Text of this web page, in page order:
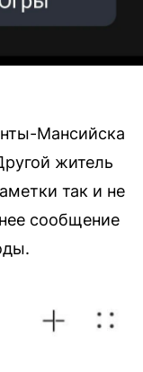
Мансийска
житель
так и не
сообщение